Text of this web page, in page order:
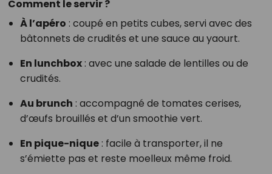
Comment le servir ?
À l’apéro : coupé en petits cubes, servi avec des
bâtonnets de crudités et une sauce au yaourt.
En lunchbox: avec une salade de lentilles ou de
crudités.
Au brunch : accompagné de tomates cerises,
d’œufs brouillés et d’un smoothie vert.
En pique-nique: facile à transporter, il ne
s’émiette pas et reste moelleux même froid.